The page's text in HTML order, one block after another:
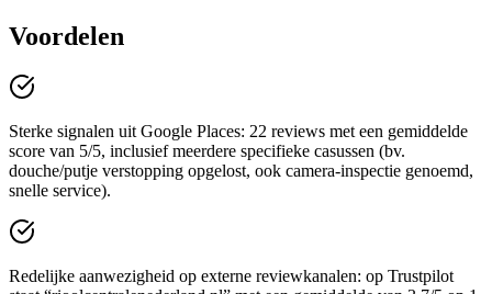
Voordelen
Sterke signalen uit Google Places: 22 reviews met een gemiddelde
score van 5/5, inclusief meerdere specifieke casussen (bv.
douche/putje verstopping opgelost, ook camera-inspectie genoemd,
snelle service).
Redelijke aanwezigheid op externe reviewkanalen: op Trustpilot